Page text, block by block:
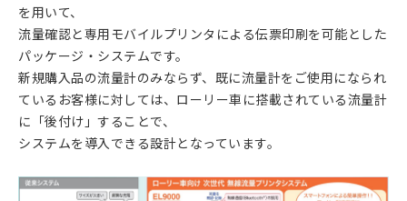
を用いて、
流量確認と専用モバイルプリンタによる伝票印刷を可能とした
パッケージ・システムです。
新規購入品の流量計のみならず、既に流量計をご使用になられ
ているお客様に対しては、ローリー車に搭載されている流量計
に「後付け」することで、
システムを導入できる設計となっています。